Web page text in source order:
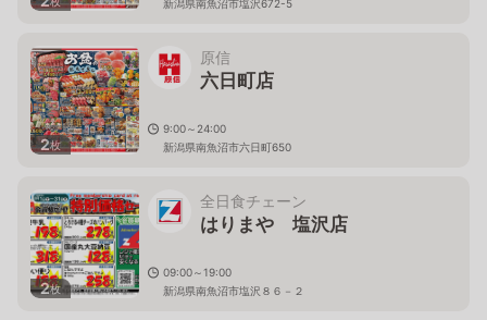
新潟県南魚沼市塩沢672-5
2枚
原信
六日町店
9:00～24:00
新潟県南魚沼市六日町650
2枚
全日食チェーン
はりまや 塩沢店
09:00～19:00
新潟県南魚沼市塩沢８６－２